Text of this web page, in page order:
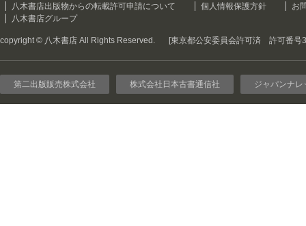
八木書店出版物からの転載許可申請について
個人情報保護方針
お
八木書店グループ
copyright © 八木書店 All Rights Reserved. [東京都公安委員会許可済 許可番号
第二出版販売株式会社 株式会社日本古書通信社 ジャパンナレ